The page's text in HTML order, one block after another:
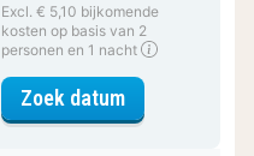
Excl. € 5,10 bijkomende
kosten op basis van 2
personen en 1 nacht
Zoek datumvoor Design